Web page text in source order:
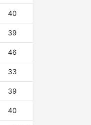
40
39
46
33
39
40